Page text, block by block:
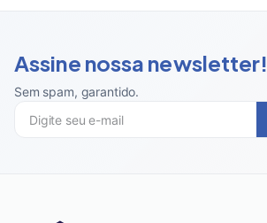
Assine nossa newsletter!
Sem spam, garantido.